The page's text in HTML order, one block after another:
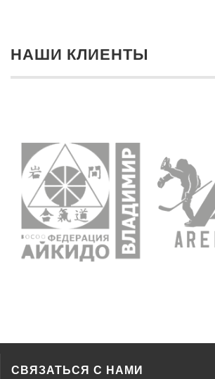
НАШИ КЛИЕНТЫ
СВЯЗАТЬСЯ С НАМИ